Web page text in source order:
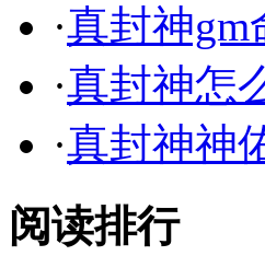
·真封神gm
·真封神怎
·真封神神
阅读排行